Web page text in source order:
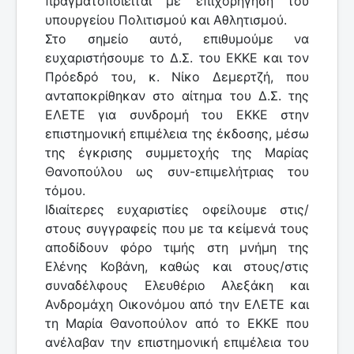
υπουργείου Πολιτισμού και Αθλητισμού.
Στο σημείο αυτό, επιθυμούμε να
ευχαριστήσουμε το Δ.Σ. του ΕΚΚΕ και τον
Πρόεδρό του, κ. Νίκο Δεμερτζή, που
ανταποκρίθηκαν στο αίτημα του Δ.Σ. της
ΕΛΕΤΕ για συνδρομή του ΕΚΚΕ στην
επιστημονική επιμέλεια της έκδοσης, μέσω
της έγκρισης συμμετοχής της Μαρίας
Θανοπούλου ως συν-επιμελήτριας του
τόμου.
Ιδιαίτερες ευχαριστίες οφείλουμε στις/
στους συγγραφείς που με τα κείμενά τους
αποδίδουν φόρο τιμής στη μνήμη της
Ελένης Κοβάνη, καθώς και στους/στις
συναδέλφους Ελευθέριο Αλεξάκη και
Ανδρομάχη Οικονόμου από την ΕΛΕΤΕ και
τη Μαρία Θανοπούλον από το ΕΚΚΕ που
ανέλαβαν την επιστημονική επιμέλεια του